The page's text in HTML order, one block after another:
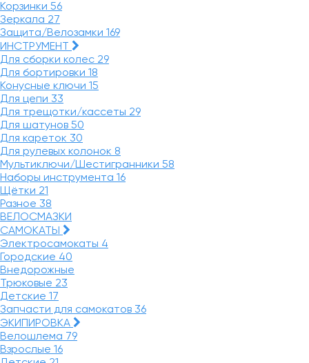
Корзинки 56
Зеркала 27
Защита/Велозамки 169
ИНСТРУМЕНТ
Для сборки колес 29
Для бортировки 18
Конусные ключи 15
Для цепи 33
Для трещотки/кассеты 29
Для шатунов 50
Для кареток 30
Для рулевых колонок 8
Мультиключи/Шестигранники 58
Наборы инструмента 16
Щётки 21
Разное 38
ВЕЛОСМАЗКИ
САМОКАТЫ
Электросамокаты 4
Городские 40
Внедорожные
Трюковые 23
Детские 17
Запчасти для самокатов 36
ЭКИПИРОВКА
Велошлема 79
Взрослые 16